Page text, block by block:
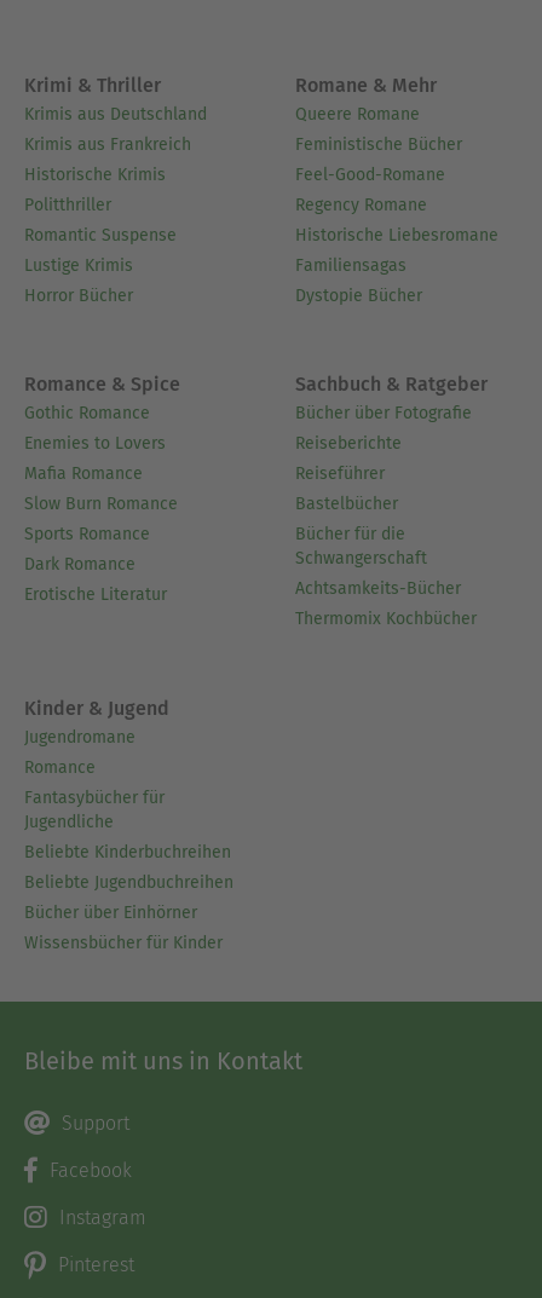
Krimi & Thriller
Krimis aus Deutschland
Krimis aus Frankreich
Historische Krimis
Politthriller
Romantic Suspense
Lustige Krimis
Horror Bücher
Romane & Mehr
Queere Romane
Feministische Bücher
Feel-Good-Romane
Regency Romane
Historische Liebesromane
Familiensagas
Dystopie Bücher
Romance & Spice
Gothic Romance
Enemies to Lovers
Mafia Romance
Slow Burn Romance
Sports Romance
Dark Romance
Erotische Literatur
Sachbuch & Ratgeber
Bücher über Fotografie
Reiseberichte
Reiseführer
Bastelbücher
Bücher für die
Schwangerschaft
Achtsamkeits-Bücher
Thermomix Kochbücher
Kinder & Jugend
Jugendromane
Romance
Fantasybücher für
Jugendliche
Beliebte Kinderbuchreihen
Beliebte Jugendbuchreihen
Bücher über Einhörner
Wissensbücher für Kinder
Bleibe mit uns in Kontakt
Support
Facebook
Instagram
Pinterest